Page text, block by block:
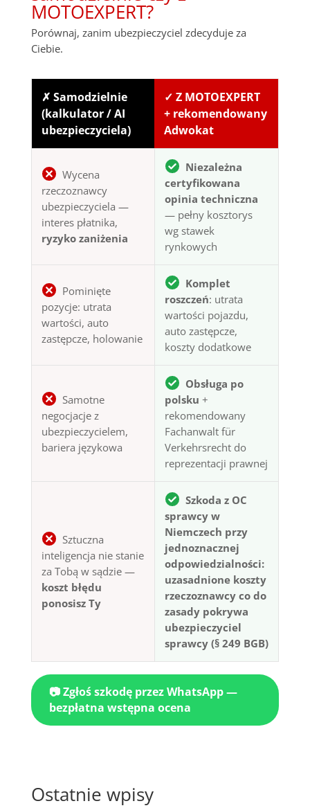
MOTOEXPERT?
Porównaj, zanim ubezpieczyciel zdecyduje za
Ciebie.
✗ Samodzielnie
(kalkulator / AI
ubezpieczyciela)
✓ Z MOTOEXPERT
+ rekomendowany
Adwokat
Wycena
rzeczoznawcy
ubezpieczyciela —
interes płatnika,
ryzyko zaniżenia
Niezależna
certyfikowana
opinia techniczna
— pełny kosztorys
wg stawek
rynkowych
Pominięte
pozycje: utrata
wartości, auto
zastępcze, holowanie
Komplet
roszczeń: utrata
wartości pojazdu,
auto zastępcze,
koszty dodatkowe
Samotne
negocjacje z
ubezpieczycielem,
bariera językowa
Obsługa po
polsku +
rekomendowany
Fachanwalt für
Verkehrsrecht do
reprezentacji prawnej
Sztuczna
inteligencja nie stanie
za Tobą w sądzie —
koszt błędu
ponosisz Ty
Szkoda z OC
sprawcy w
Niemczech przy
jednoznacznej
odpowiedzialności:
uzasadnione koszty
rzeczoznawcy co do
zasady pokrywa
ubezpieczyciel
sprawcy (§ 249 BGB)
📷 Zgłoś szkodę przez WhatsApp —
bezpłatna wstępna ocena
Ostatnie wpisy